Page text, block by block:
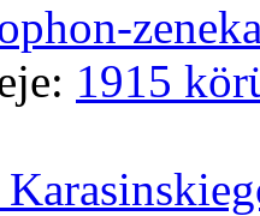
1915